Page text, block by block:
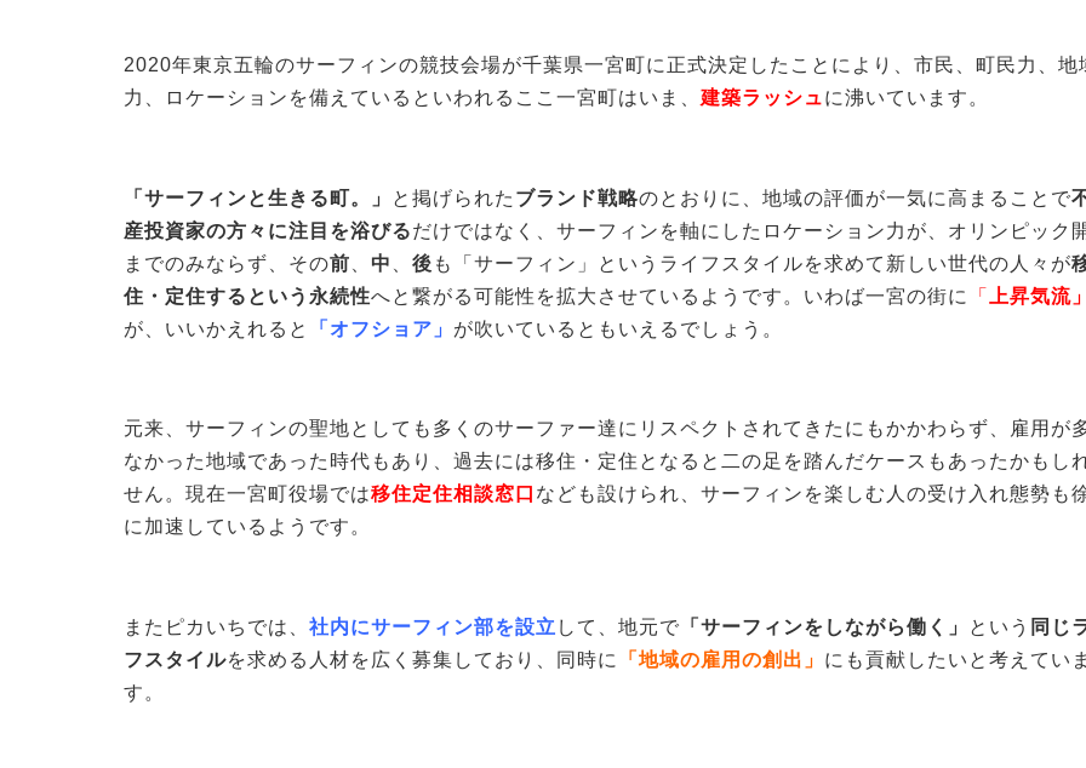
2020年東京五輪のサーフィンの競技会場が千葉県一宮町に正式決定したことにより、市民、町民力、地
力、ロケーションを備えているといわれるここ一宮町はいま、 建築ラッシュに沸いています。
「サーフィンと生きる町。」 と掲げられた ブランド戦略のとおりに、 地域の評価が一気に高まることで
産投資家の方々に注目を浴びるだけではなく、サーフィンを軸にしたロケーション力が、オリンピック
までのみならず、その前 中 後 も「サーフィン」というライフスタイルを求めて新しい世代の人々が
住・定住するという永続性へと繋がる可能性を拡大させているようです。いわば一宮の街に 「
上昇気流
が、いいかえれると
「オフショア」 が吹いているともいえるでしょう。
元来、サーフィンの聖地としても多くのサーファー達にリスペクトされてきたにもかかわらず、雇用が
なかった地域であった時代もあり、過去には移住・定住となると二の足を踏んだケースもあったかもし
せん。現在一宮町役場では移住定住相談窓口 なども設けられ、 サーフィンを楽しむ人の受け入れ態勢も
に加速しているようです。
またピカいちでは、 社内にサーフィン部を設立 して、地元で 「サーフィンをしながら働く」 という 同じ
フスタイルを求める人材を広く募集しており、同時に 「地域の雇用の創出」 にも貢献したいと考えてい
す。